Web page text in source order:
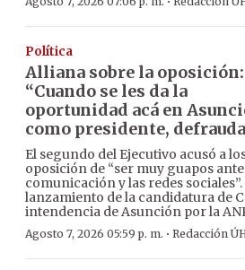
Política
Alliana sobre la oposición:
“Cuando se les da la
oportunidad acá en
como presidente,
El segundo del Ejecutivo acusó a
oposición de “ser muy guapos
comunicación y las redes
lanzamiento de la candidatura de
intendencia de Asunción por la
Agosto 7, 2026 05:59 p. m. · Redacción